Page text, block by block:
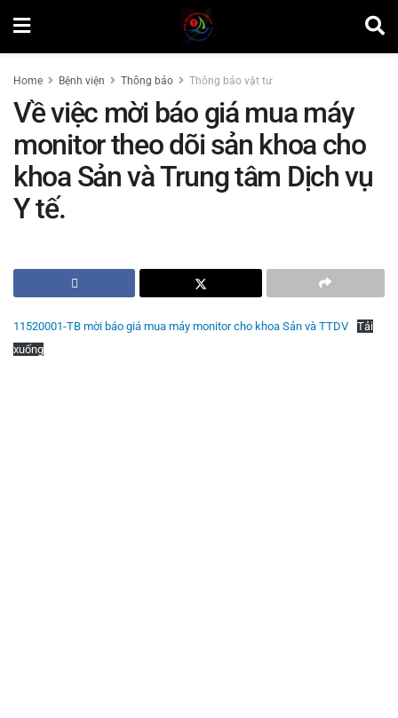
Home Bệnh viện Thông báo Thông báo vật tư
Về việc mời báo giá mua máy
monitor theo dõi sản khoa cho
khoa Sản và Trung tâm Dịch vụ
Y tế.
11520001-TB mời báo giá mua máy monitor cho khoa Sản và TTDV
Tải
xuống